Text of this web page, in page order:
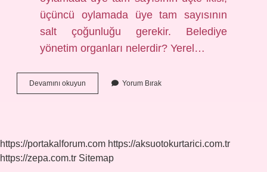
üçüncü oylamada üye tam sayısının
salt çoğunluğu gerekir. Belediye
yönetim organları nelerdir? Yerel…
Devamını okuyun Belediye
Yi
Yorum Bırak
https://portakalforum.com https://aksuotokurtarici.com.tr
https://zepa.com.tr Sitemap